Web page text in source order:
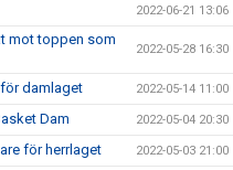
2022-06-21 13:06
mot toppen som
2022-05-28 16:30
damlaget 2022-05-14 11:00
Dam 2022-05-04 20:30
för herrlaget 2022-05-03 21:00